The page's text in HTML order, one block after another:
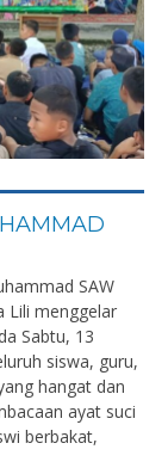
SAW
Lili menggelar
Sabtu, 13
siswa, guru,
hangat dan
ayat suci
berbakat,